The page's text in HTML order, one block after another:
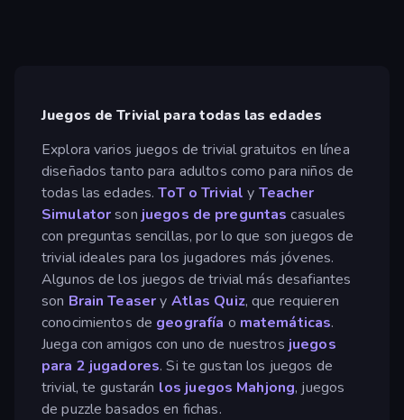
Juegos de Trivial para todas las edades
Explora varios juegos de trivial gratuitos en línea
diseñados tanto para adultos como para niños de
todas las edades.ToT o Trivial y Teacher
Simulatorson juegos de preguntas casuales
con preguntas sencillas, por lo que son juegos de
trivial ideales para los jugadores más jóvenes.
Algunos de los juegos de trivial más desafiantes
son Brain Teasery Atlas Quiz, que requieren
conocimientos de geografía o matemáticas.
Juega con amigos con uno de nuestros juegos
para 2 jugadores. Si te gustan los juegos de
trivial, te gustarán los juegos Mahjong, juegos
de puzzle basados en fichas.